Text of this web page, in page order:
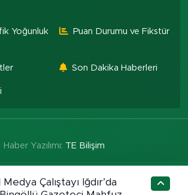
Yoğunluk
Puan Durumu ve Fikstür
Son Dakika Haberleri
Haber Yazılımı: TE Bilişim
Medya Çalıştayı Iğdır’da